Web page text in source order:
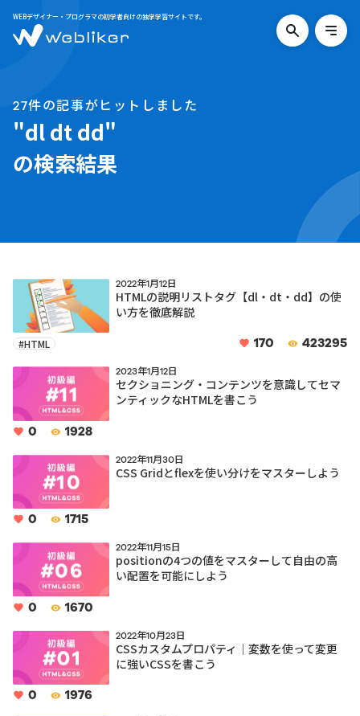
WEBデザイナー・プログラマの初学者向けの独学学習サイトです。
検
索
メ
27件の記事がヒットしました
"dl dt dd"
の検索結果
2022年1月12日
HTMLの説明リストタグ【dl・dt・dd】の使
い方を徹底解説
#HTML 170 423295
2023年1月12日
セクショニング・コンテンツを意識してセマ
ンティックなHTMLを書こう
0 1928
2022年11月30日
CSS Gridとflexを使い分けをマスターしよう
0 1715
2022年11月15日
positionの4つの値をマスターして自由の高
い配置を可能にしよう
0 1670
2022年10月23日
CSSカスタムプロパティ｜変数を使って変更
に強いCSSを書こう
0 1976